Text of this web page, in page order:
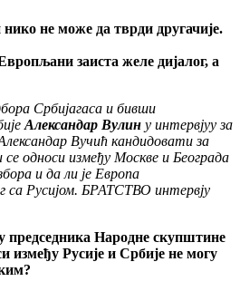
не може да тврди другачије.
заиста желе дијалог, а
Србијагаса и бивши
Александар Вулин у интервјуу за
Вучић кандидовати за
односи између Москве и Београда
и да ли је Европа
са Русијом. БРАТСТВО интервју
председника Народне скупштине
између Русије и Србије не могу